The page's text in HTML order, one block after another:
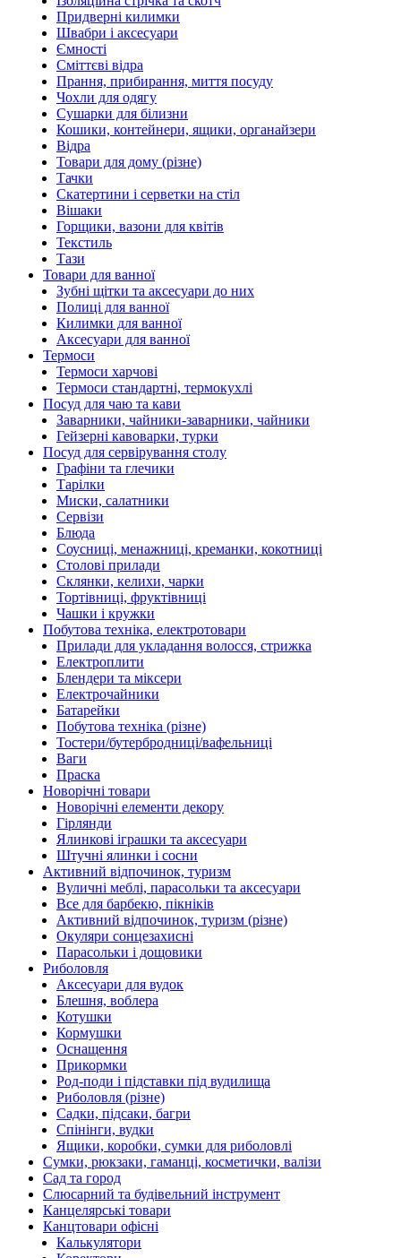
Придверні килимки
Швабри і аксесуари
Ємності
Сміттєві відра
Прання, прибирання, миття посуду
Чохли для одягу
Сушарки для білизни
Кошики, контейнери, ящики, органайзери
Відра
Товари для дому (різне)
Тачки
Скатертини і серветки на стіл
Вішаки
Горщики, вазони для квітів
Текстиль
Тази
Товари для ванної
Зубні щітки та аксесуари до них
Полиці для ванної
Килимки для ванної
Аксесуари для ванної
Термоси
Термоси харчові
Термоси стандартні, термокухлі
Посуд для чаю та кави
Заварники, чайники-заварники, чайники
Гейзерні кавоварки, турки
Посуд для сервірування столу
Графіни та глечики
Тарілки
Миски, салатники
Сервізи
Блюда
Соусниці, менажниці, креманки, кокотниці
Столові прилади
Склянки, келихи, чарки
Тортівниці, фруктівниці
Чашки і кружки
Побутова техніка, електротовари
Прилади для укладання волосся, стрижка
Електроплити
Блендери та міксери
Електрочайники
Батарейки
Побутова техніка (різне)
Тостери/бутербродниці/вафельниці
Ваги
Праска
Новорічні товари
Новорічні елементи декору
Гірлянди
Ялинкові іграшки та аксесуари
Штучні ялинки і сосни
Активний відпочинок, туризм
Вуличні меблі, парасольки та аксесуари
Все для барбекю, пікніків
Активний відпочинок, туризм (різне)
Окуляри сонцезахисні
Парасольки і дощовики
Риболовля
Аксесуари для вудок
Блешня, воблера
Котушки
Кормушки
Оснащення
Прикормки
Род-поди і підставки під вудилища
Риболовля (різне)
Садки, підсаки, багри
Спінінги, вудки
Ящики, коробки, сумки для риболовлі
Сумки, рюкзаки, гаманці, косметички, валізи
Сад та город
Слюсарний та будівельний інструмент
Канцелярські товари
Канцтовари офісні
Калькулятори